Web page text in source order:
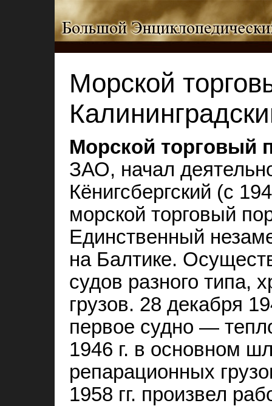
Морской
Морской торговый
ЗАО, начал
Кёнигсбергский (с
морской торговый
Единственный
на Балтике.
судов разного типа,
грузов. 28 декабря
первое судно —
1946 г. в основном
репарационных
1958 гг. произвел